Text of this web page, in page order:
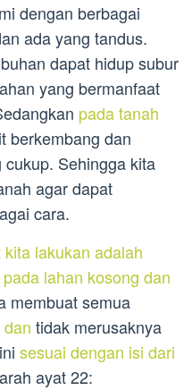
dengan berbagai
ada yang tandus.
dapat hidup subur
yang bermanfaat
pada tanah
berkembang dan
Sehingga kita
agar dapat
cara.
lakukan adalah
lahan kosong dan
membuat semua
tidak merusaknya
sesuai dengan isi dari
ayat 22: